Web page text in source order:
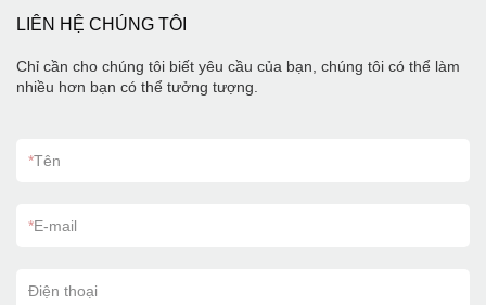
LIÊN HỆ CHÚNG TÔI
Chỉ cần cho chúng tôi biết yêu cầu của bạn, chúng tôi có thể làm
nhiều hơn bạn có thể tưởng tượng.
*Tên
*E-mail
Điện thoại